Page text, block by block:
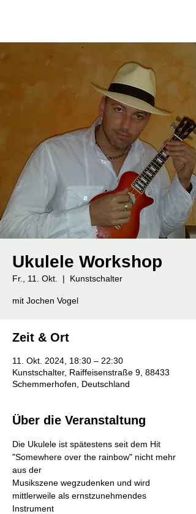
Ukulele Workshop
Fr., 11. Okt.
  |
Kunstschalter
mit Jochen Vogel
Zeit & Ort
11. Okt. 2024, 18:30 – 22:30
Kunstschalter, Raiffeisenstraße 9, 88433
Schemmerhofen, Deutschland
Über die Veranstaltung
Die Ukulele ist spätestens seit dem Hit
"Somewhere over the rainbow" nicht mehr
aus der
Musikszene wegzudenken und wird
mittlerweile als ernstzunehmendes
Instrument